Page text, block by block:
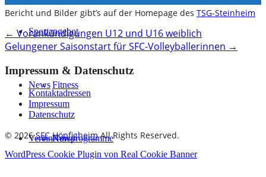
Sportangebot
Fitness
Kursprogramme
News
News
Verein
Bericht und Bilder gibt’s auf der Homepage des TSG-Steinheim
Post
navigation
← Vorankündigungen U12 und U16 weiblich
Gelungener Saisonstart für SFC-Volleyballerinnen →
Impressum & Datenschutz
Kontaktadressen
Impressum
Datenschutz
© 2026SFC HöpfigheimAll Rights Reserved.
WordPress Cookie Plugin von Real Cookie Banner